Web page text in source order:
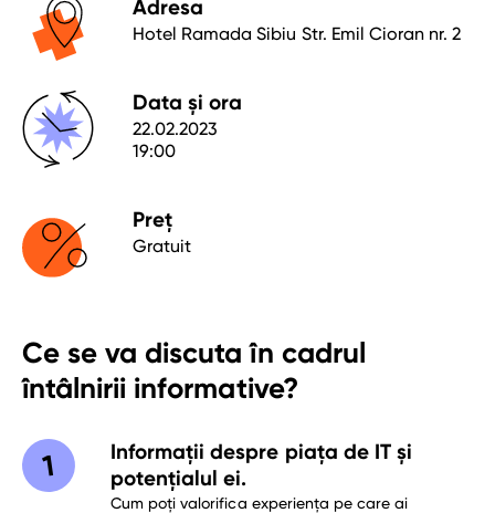
angajare
Adresa
Hotel Ramada Sibiu Str. Emil Cioran nr. 2
Data și ora
22.02.2023
19:00
Preț
Gratuit
Ce se va discuta în cadrul
întâlnirii informative?
Informații despre piața de IT și
potențialul ei.
Cum poți valorifica experiența pe care ai